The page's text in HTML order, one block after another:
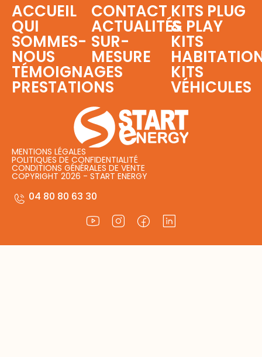
MENTIONS LÉGALES
POLITIQUES DE CONFIDENTIALITÉ
CONDITIONS GÉNÉRALES DE VENTE
COPYRIGHT 2026 - START ENERGY
ACCUEIL
QUI
SOMMES-
NOUS
TÉMOIGNAGES
PRESTATIONS
CONTACT
ACTUALITÉS
SUR-
MESURE
KITS PLUG
& PLAY
KITS
KITS
VÉHICULES
04 80 80 63 30